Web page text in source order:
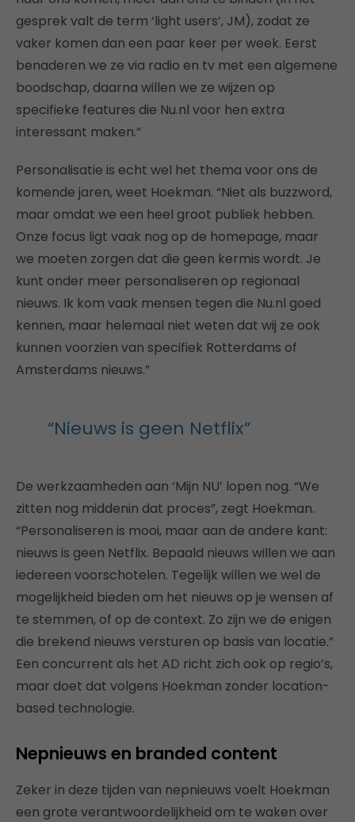
gesprek valt de term ‘light users’, JM), zodat ze
vaker komen dan een paar keer per week. Eerst
benaderen we ze via radio en tv met een algemene
boodschap, daarna willen we ze wijzen op
specifieke features die Nu.nl voor hen extra
interessant maken.”
Personalisatie is echt wel het thema voor ons de
komende jaren, weet Hoekman. “Niet als buzzword,
maar omdat we een heel groot publiek hebben.
Onze focus ligt vaak nog op de homepage, maar
we moeten zorgen dat die geen kermis wordt. Je
kunt onder meer personaliseren op regionaal
nieuws. Ik kom vaak mensen tegen die Nu.nl goed
kennen, maar helemaal niet weten dat wij ze ook
kunnen voorzien van specifiek Rotterdams of
Amsterdams nieuws.”
“Nieuws is geen Netflix”
De werkzaamheden aan ‘Mijn NU’ lopen nog. “We
zitten nog middenin dat proces”, zegt Hoekman.
“Personaliseren is mooi, maar aan de andere kant:
nieuws is geen Netflix. Bepaald nieuws willen we aan
iedereen voorschotelen. Tegelijk willen we wel de
mogelijkheid bieden om het nieuws op je wensen af
te stemmen, of op de context. Zo zijn we de enigen
die brekend nieuws versturen op basis van locatie.”
Een concurrent als het AD richt zich ook op regio’s,
maar doet dat volgens Hoekman zonder location-
based technologie.
Nepnieuws en branded content
Zeker in deze tijden van nepnieuws voelt Hoekman
een grote verantwoordelijkheid om te waken over